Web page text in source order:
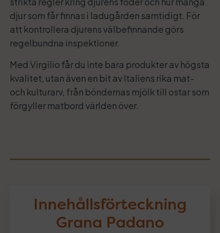
djur som får finnas i ladugården samtidigt. För
att kontrollera djurens välbefinnande görs
regelbundna inspektioner.
Med Virgilio får du inte bara produkter av högsta
kvalitet, utan även en bit av Italiens rika mat-
och kulturarv, från böndernas mjölk till ostar som
förgyller matbord världen över.
Innehållsförteckning
Grana Padano